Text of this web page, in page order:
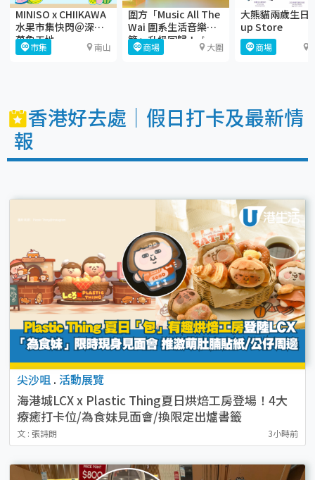
MINISO x CHIIKAWA
水果市集快閃＠深圳
萬象天地
市集 南山
圍方「Music All The
Wai 圍系生活音樂
節」升級回歸！🎶
商場 大圍
大熊貓兩歲生日
up Store
商場
香港好去處｜假日打卡及最新情
報
尖沙咀 . 活動展覽
海港城LCX x Plastic Thing夏日烘焙工房登場！4大
療癒打卡位/為食妹見面會/換限定出爐書籤
文 : 張詩朗 3小時前